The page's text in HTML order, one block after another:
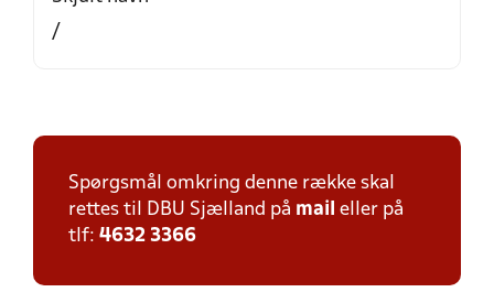
/
Spørgsmål omkring denne række skal
rettes til DBU Sjælland på mail eller på
tlf: 4632 3366